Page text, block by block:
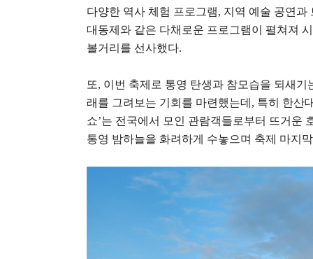
다양한 역사 체험 프로그램, 지역 예술 공연과
대동제와 같은 다채로운 프로그램이 펼쳐져
볼거리를 선사했다.
또, 이번 축제로 통영 탄생과 참모습을 되새기
래를 그려보는 기회를 마련했는데 , 특히 한산
쇼’는 전국에서 모인 관람객들로부터 뜨거운
통영 밤하늘을 화려하게 수놓으며 축제 마지